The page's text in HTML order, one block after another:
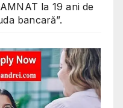
la 19 ani de
bancară”.